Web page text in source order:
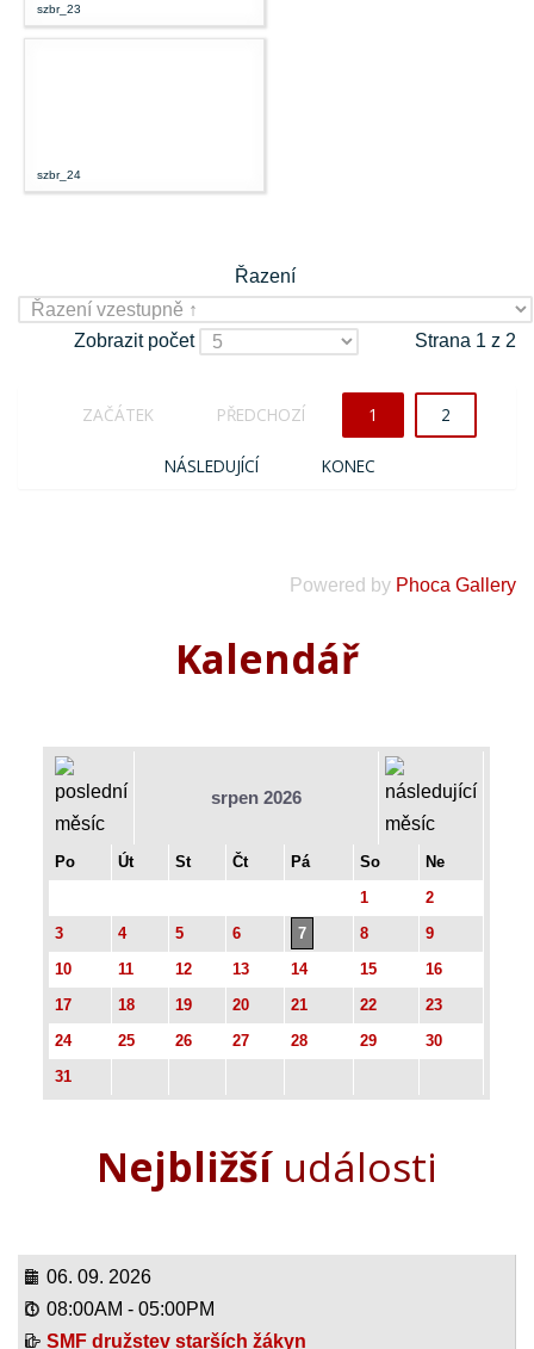
szbr_23
szbr_24
Řazení
Zobrazit počet Strana 1 z 2
ZAČÁTEK PŘEDCHOZÍ 1 2
NÁSLEDUJÍCÍ KONEC
Powered by Phoca Gallery
Kalendář
srpen 2026
Po Út St Čt Pá So
Ne
1
2
3
4 5 6 7 8
9
10
11 12 13 14 15
16
17
18 19 20 21 22
23
24
25 26 27 28 29
30
31
Nejbližšíudálosti
06. 09. 2026
08:00AM - 05:00PM
SMF družstev starších žákyn